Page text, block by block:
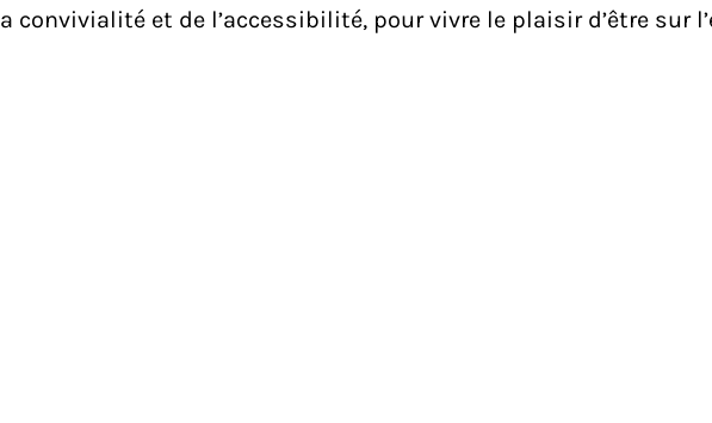
convivialité et de l’accessibilité, pour vivre le plaisir d’être sur